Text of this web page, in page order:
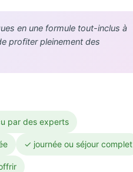
en une formule tout-inclus à
profiter pleinement des
par des experts
✓ journée ou séjour complet